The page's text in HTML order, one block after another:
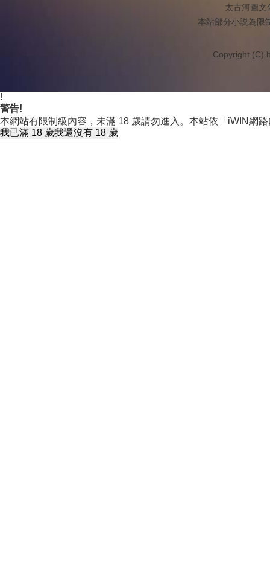
太古河圖文
本站部分小説為限
Copyright (C)
!
警告!
本網站有限制級內容，未滿 18 歲請勿進入。本站依「iWIN網
我已滿 18 歲我還沒有 18 歲